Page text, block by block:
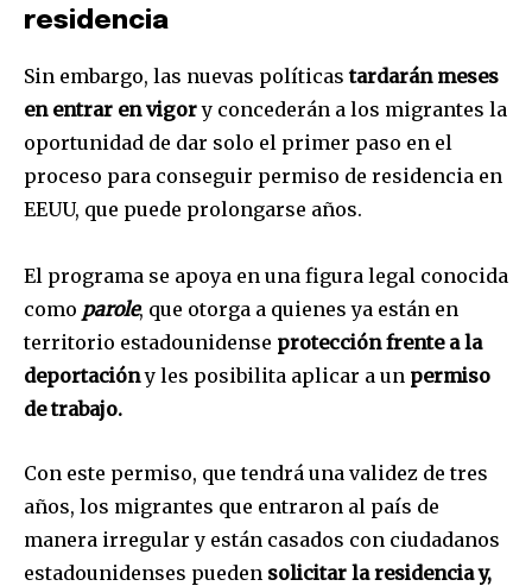
residencia
Sin embargo, las nuevas políticastardarán meses
en entrar en vigory concederán a los migrantes la
oportunidad de dar solo el primer paso en el
proceso para conseguir permiso de residencia en
EEUU, que puede prolongarse años.
El programa se apoya en una figura legal conocida
como parole, que otorga a quienes ya están en
territorio estadounidense protección frente a la
deportacióny les posibilita aplicar a un permiso
de trabajo.
Con este permiso, que tendrá una validez de tres
años, los migrantes que entraron al país de
manera irregular y están casados con ciudadanos
estadounidenses pueden solicitar la residencia y,